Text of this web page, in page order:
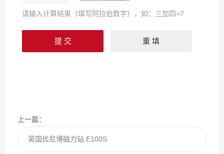
请输入计算结果（填写阿拉伯数字），如：三加四=7
上一篇：
英国优尼博磁力钻 E100S